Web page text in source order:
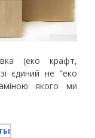
(еко крафт,
єдиний не “еко
якого ми